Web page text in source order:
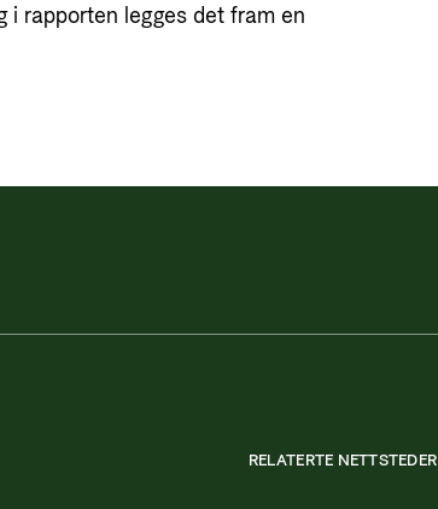
i rapporten legges det fram en
RELATERTE NETTSTEDER